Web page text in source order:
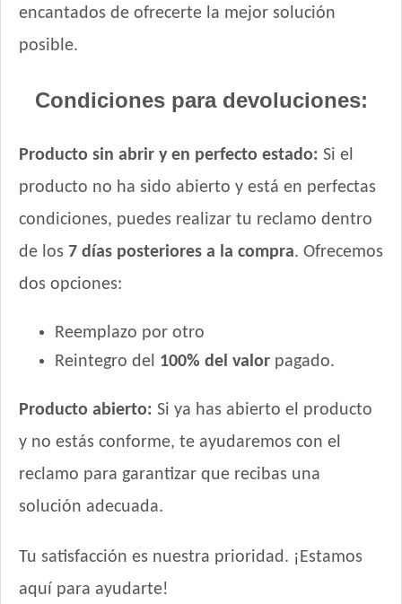
encantados de ofrecerte la mejor solución
posible.
Condiciones para devoluciones:
Producto sin abrir y en perfecto estado: Si el
producto no ha sido abierto y está en perfectas
condiciones, puedes realizar tu reclamo dentro
de los 7 días posteriores a la compra. Ofrecemos
dos opciones:
Reemplazo por otro
Reintegro del 100% del valor pagado.
Producto abierto: Si ya has abierto el producto
y no estás conforme, te ayudaremos con el
reclamo para garantizar que recibas una
solución adecuada.
Tu satisfacción es nuestra prioridad. ¡Estamos
aquí para ayudarte!